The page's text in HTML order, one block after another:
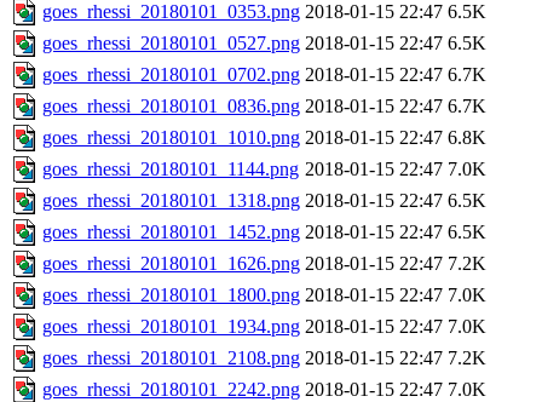
goes_rhessi_20180101_0353.png 2018-01-15 22:47 6.5K
goes_rhessi_20180101_0527.png 2018-01-15 22:47 6.5K
goes_rhessi_20180101_0702.png 2018-01-15 22:47 6.7K
goes_rhessi_20180101_0836.png 2018-01-15 22:47 6.7K
goes_rhessi_20180101_1010.png 2018-01-15 22:47 6.8K
goes_rhessi_20180101_1144.png 2018-01-15 22:47 7.0K
goes_rhessi_20180101_1318.png 2018-01-15 22:47 6.5K
goes_rhessi_20180101_1452.png 2018-01-15 22:47 6.5K
goes_rhessi_20180101_1626.png 2018-01-15 22:47 7.2K
goes_rhessi_20180101_1800.png 2018-01-15 22:47 7.0K
goes_rhessi_20180101_1934.png 2018-01-15 22:47 7.0K
goes_rhessi_20180101_2108.png 2018-01-15 22:47 7.2K
goes_rhessi_20180101_2242.png 2018-01-15 22:47 7.0K